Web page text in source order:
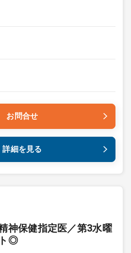
お問合せ
詳細を見る
神保健指定医／第3水曜
◎